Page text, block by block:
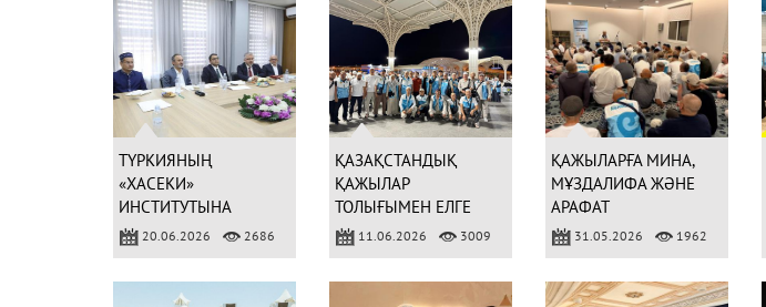
ТҮРКИЯНЫҢ
«ХАСЕКИ»
ИНСТИТУТЫНА
ҚАБЫЛДАУ ЕМТИХАНЫ
ӨТТІ
20.06.2026 2686
ҚАЗАҚСТАНДЫҚ
ҚАЖЫЛАР
ТОЛЫҒЫМЕН ЕЛГЕ
ОРАЛДЫ
11.06.2026 3009
ҚАЖЫЛАРҒА МИНА,
МҰЗДАЛИФА ЖӘНЕ
АРАФАТ
АЙМАҚТАРЫНДА 400-
ДЕН АСТАМ УАҒЫЗ-
31.05.2026 1962